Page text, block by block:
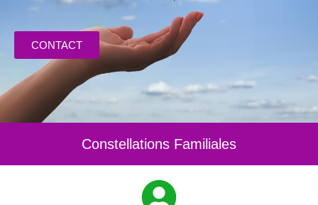
CONTACT
Constellations Familiales